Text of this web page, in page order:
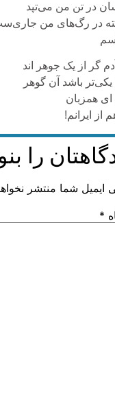
در تن من می‌تپد
در رگ‌های من
گر از یک جوهر اند
یکی‌تر باشد آن گوهر
ای همزبان
از ایرانم!
را
ایمیل شما منتشر
*